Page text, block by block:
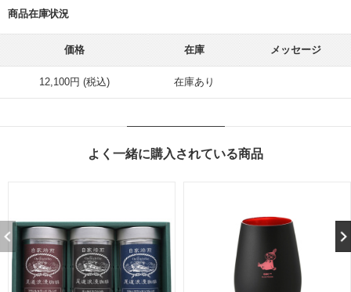
商品在庫状況
価格 在庫 メッセージ
12,100円 (税込) 在庫あり
よく一緒に購入されている商品